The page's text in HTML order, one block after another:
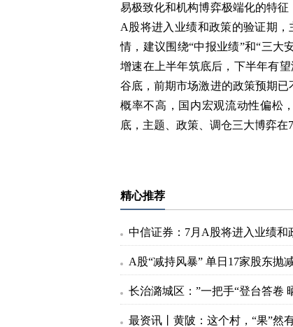
易极致化和机构博弈极端化的特
A股将进入业绩和政策的验证期
情，建议围绕“中报业绩”和“三大
增速在上半年筑底后，下半年有
谷底，前期市场激进的政策预期
概率不高，国内宏观流动性偏松
底，主题、政策、调仓三大博弈在
精心推荐
最资讯丨黄陂：这个村，“果”然